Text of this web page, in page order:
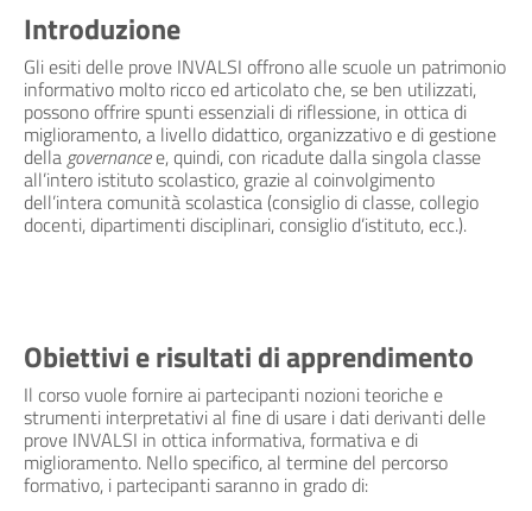
Introduzione
Gli esiti delle prove INVALSI offrono alle scuole un patrimonio
informativo molto ricco ed articolato che, se ben utilizzati,
possono offrire spunti essenziali di riflessione, in ottica di
miglioramento, a livello didattico, organizzativo e di gestione
dellagovernancee, quindi, con ricadute dalla singola classe
all’intero istituto scolastico, grazie al coinvolgimento
dell’intera comunità scolastica (consiglio di classe, collegio
docenti, dipartimenti disciplinari, consiglio d’istituto, ecc.).
Obiettivi e risultati di apprendimento
Il corso vuole fornire ai partecipanti nozioni teoriche e
strumenti interpretativi al fine di usare i dati derivanti delle
prove INVALSI in ottica informativa, formativa e di
miglioramento. Nello specifico, al termine del percorso
formativo, i partecipanti saranno in grado di: